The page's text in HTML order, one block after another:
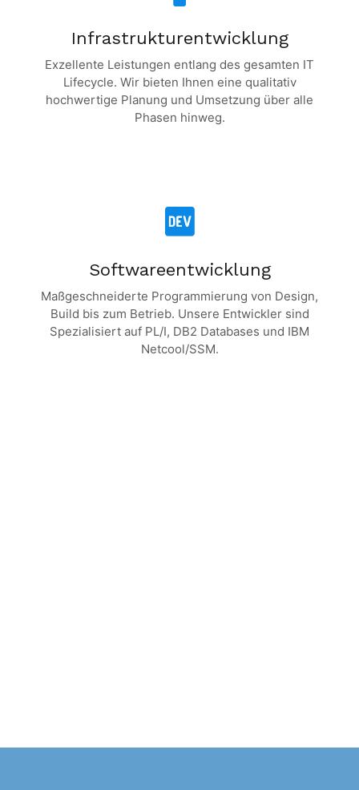
Infrastrukturentwicklung
Exzellente Leistungen entlang des gesamten IT
Lifecycle. Wir bieten Ihnen eine qualitativ
hochwertige Planung und Umsetzung über alle
Phasen hinweg.
Softwareentwicklung
Maßgeschneiderte Programmierung von Design,
Build bis zum Betrieb. Unsere Entwickler sind
Spezialisiert auf PL/I, DB2 Databases und IBM
Netcool/SSM.